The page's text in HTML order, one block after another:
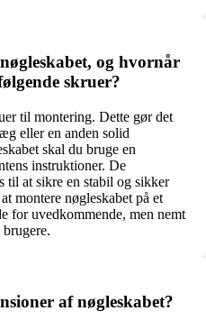
og hvornår
skruer?
til montering. Dette gør det
eller en anden solid
skal du bruge en
instruktioner. De
til at sikre en stabil og sikker
montere nøgleskabet på et
for uvedkommende, men nemt
af nøgleskabet?